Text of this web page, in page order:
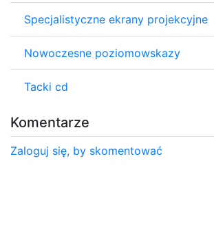
Specjalistyczne ekrany projekcyjne
Nowoczesne poziomowskazy
Tacki cd
Komentarze
Zaloguj się, by skomentować